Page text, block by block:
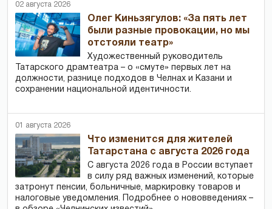
02 августа 2026
Олег Киньзягулов: «За пять лет
были разные провокации, но мы
отстояли театр»
Художественный руководитель
Татарского драмтеатра – о «смуте» первых лет на
должности, разнице подходов в Челнах и Казани и
сохранении национальной идентичности.
01 августа 2026
Что изменится для жителей
Татарстана с августа 2026 года
С августа 2026 года в России вступает
в силу ряд важных изменений, которые
затронут пенсии, больничные, маркировку товаров и
налоговые уведомления. Подробнее о нововведениях –